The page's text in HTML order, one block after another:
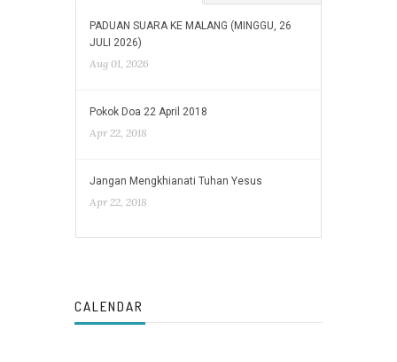
PADUAN SUARA KE MALANG (MINGGU, 26
JULI 2026)
Aug 01, 2026
Pokok Doa 22 April 2018
Apr 22, 2018
Jangan Mengkhianati Tuhan Yesus
Apr 22, 2018
CALENDAR